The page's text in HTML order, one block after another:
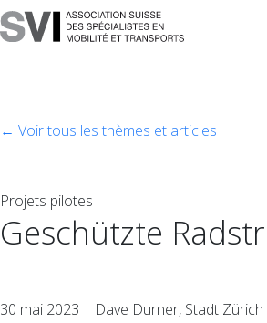
← Voir tous les thèmes et articles
Projets pilotes
Geschützte
30 mai 2023 | Dave Durner, Stadt Zürich